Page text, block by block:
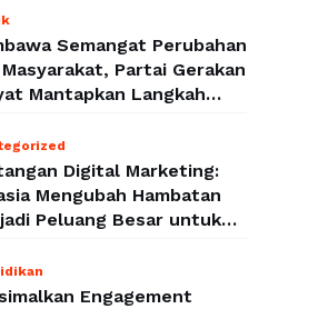
Semangat Perubahan
Partai Gerakan
Mantapkan Langkah
Digital Marketing:
Mengubah Hambatan
Peluang Besar untuk
Engagement